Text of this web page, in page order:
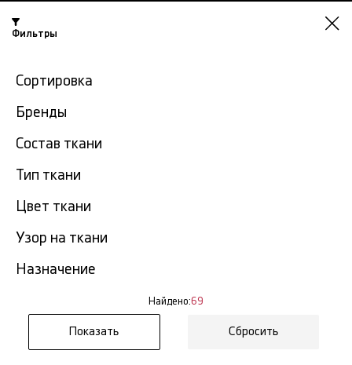
Казань
-15% на ткани по промокоду NY15
Главная Джинсовая ткань
Плотная джинсовая ткань в
Казани
Фильтр
Показать все
Фильтры
Сортировка
Бренды
Состав ткани
Тип ткани
Цвет ткани
Узор на ткани
Назначение
Найдено:69
Сбросить